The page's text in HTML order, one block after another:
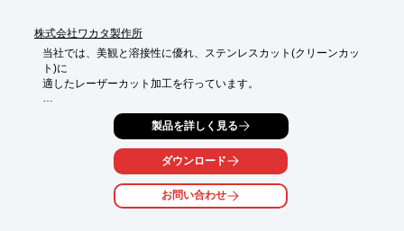
株式会社ワカタ製作所
当社では、美観と溶接性に優れ、ステンレスカット(クリーンカッ
ト)に
適したレーザーカット加工を行っています。
4KW出力レーザーを導入により高品質なステンレスレーザーカッ
を実現。鉄・ステンレス・アルミ・アクリルなどの材質の加工が
その他、精密板金・製缶加工・試作品製作や機械加工、プレス金
製品を詳しく見る
ダウンロード
お問い合わせ